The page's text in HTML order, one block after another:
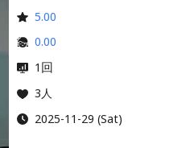
5.00
0.00
1 回
3人
2025-11-29 (Sat)